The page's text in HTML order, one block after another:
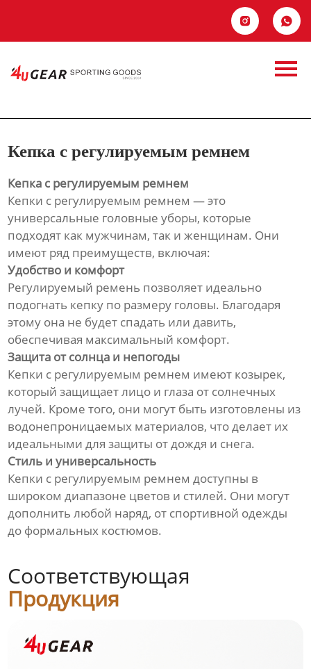
 
Контакты
Кепка с
регулируемым
ремнем
Кепка с регулируемым ремнем
Кепка с регулируемым ремнем
Кепки с регулируемым ремнем — это
универсальные головные уборы, которые
подходят как мужчинам, так и женщинам. Они
имеют ряд преимуществ, включая:
Удобство и комфорт
Регулируемый ремень позволяет идеально
подогнать кепку по размеру головы. Благодаря
этому она не будет спадать или давить,
обеспечивая максимальный комфорт.
Защита от солнца и непогоды
Кепки с регулируемым ремнем имеют козырек,
который защищает лицо и глаза от солнечных
лучей. Кроме того, они могут быть изготовлены из
водонепроницаемых материалов, что делает их
идеальными для защиты от дождя и снега.
Стиль и универсальность
Кепки с регулируемым ремнем доступны в
широком диапазоне цветов и стилей. Они могут
дополнить любой наряд, от спортивной одежды
до формальных костюмов.
Соответствующая
Продукция